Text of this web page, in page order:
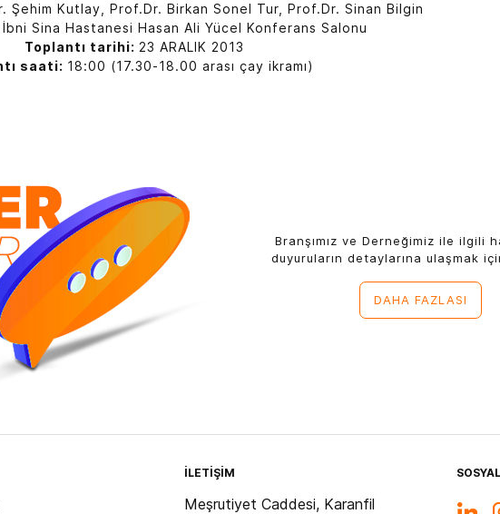
Şehim Kutlay, Prof.Dr. Birkan Sonel Tur, Prof.Dr. Sinan Bilgin
İbni Sina Hastanesi Hasan Ali Yücel Konferans Salonu
Toplantı tarihi: 23 ARALIK 2013
saati: 18:00 (17.30-18.00 arası çay ikramı)
Branşımız ve Derneğimiz ile ilgili
duyuruların detaylarına ulaşmak
DAHA FAZLASI
İLETİŞİM
Meşrutiyet Caddesi, Karanfil